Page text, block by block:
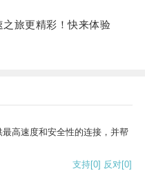
旅更精彩！快来体验
高速度和安全性的连接，并帮
支持[0] 反对[0]